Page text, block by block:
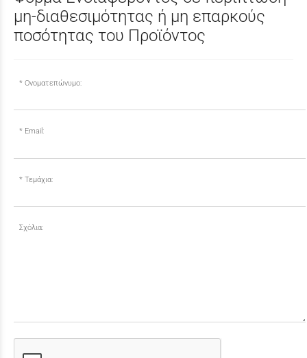
μη-διαθεσιμότητας ή μη επαρκούς
ποσότητας του Προϊόντος
Ονοματεπώνυμο:
Email:
Τεμάχια:
Σχόλια: